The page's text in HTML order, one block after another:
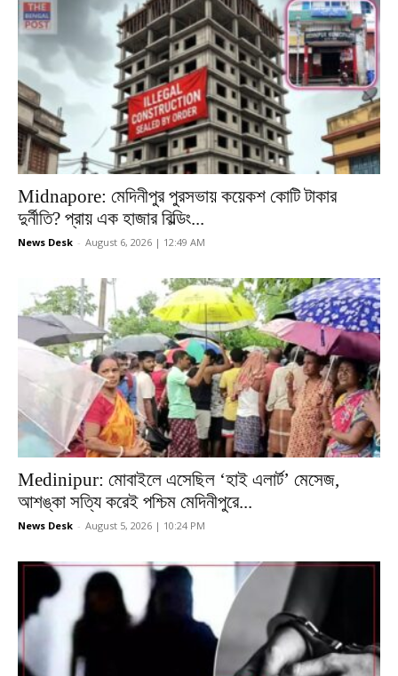
Midnapore: মেদিনীপুর পুরসভায় কয়েকশ কোটি টাকার
দুর্নীতি? প্রায় এক হাজার বিল্ডিং...
News Desk - August 6, 2026 | 12:49 AM
Medinipur: মোবাইলে এসেছিল ‘হাই এলার্ট’ মেসেজ,
আশঙ্কা সত্যি করেই পশ্চিম মেদিনীপুরে...
News Desk - August 5, 2026 | 10:24 PM